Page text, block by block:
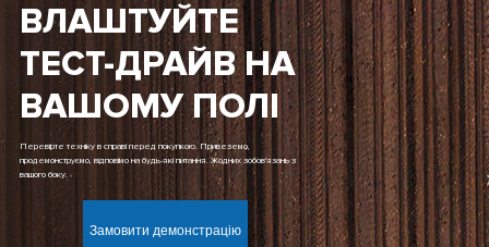
ВЛАШТУЙТЕ
ТЕСТ-ДРАЙВ НА
ВАШОМУ ПОЛІ
Перевірте техніку в справі перед покупкою. Привеземо,
продемонструємо, відповімо на будь-які питання. Жодних зобов'язань з
вашого боку.
Замовити демонстрацію